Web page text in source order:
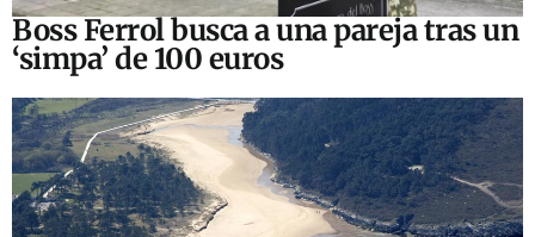
Boss Ferrol busca a una pareja tras un
‘simpa’ de 100 euros